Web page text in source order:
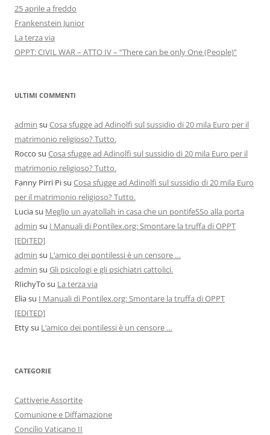
25 aprile a freddo
Frankenstein Junior
La terza via
OPPT: CIVIL WAR – ATTO IV – “There can be only One (People)”
ULTIMI COMMENTI
admin su Cosa sfugge ad Adinolfi sul sussidio di 20 mila Euro per il
matrimonio religioso? Tutto.
Rocco su Cosa sfugge ad Adinolfi sul sussidio di 20 mila Euro per il
matrimonio religioso? Tutto.
Fanny Pirri Pisu Cosa sfugge ad Adinolfi sul sussidio di 20 mila Euro
per il matrimonio religioso? Tutto.
Luciasu Meglio un ayatollah in casa che un pontifeSSo alla porta
admin su I Manuali di Pontilex.org: Smontare la truffa di OPPT
[EDITED]
admin su L’amico dei pontilessi è un censore …
admin su Gli psicologi e gli psichiatri cattolici.
RIichyTo su La terza via
Eliasu I Manuali di Pontilex.org: Smontare la truffa di OPPT
[EDITED]
Ettysu L’amico dei pontilessi è un censore …
CATEGORIE
Cattiverie Assortite
Comunione e Diffamazione
Concilio Vaticano II